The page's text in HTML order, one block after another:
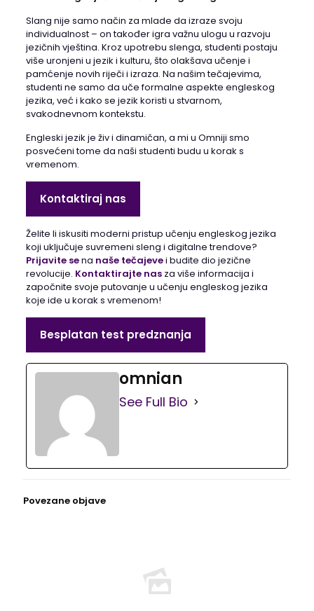
Slang nije samo način za mlade da izraze svoju
individualnost – on također igra važnu ulogu u razvoju
jezičnih vještina. Kroz upotrebu slenga, studenti postaju
više uronjeni u jezik i kulturu, što olakšava učenje i
pamćenje novih riječi i izraza. Na našim tečajevima,
studenti ne samo da uče formalne aspekte engleskog
jezika, već i kako se jezik koristi u stvarnom,
svakodnevnom kontekstu.
Engleski jezik je živ i dinamičan, a mi u Omniji smo
posvećeni tome da naši studenti budu u korak s
vremenom.
Kontaktiraj nas
Želite li iskusiti moderni pristup učenju engleskog jezika
koji uključuje suvremeni sleng i digitalne trendove?
Prijavite sena naše tečajevei budite dio jezične
revolucije. Kontaktirajte nasza više informacija i
započnite svoje putovanje u učenju engleskog jezika
koje ide u korak s vremenom!
Besplatan test predznanja
omnian
See Full Bio
Povezane objave